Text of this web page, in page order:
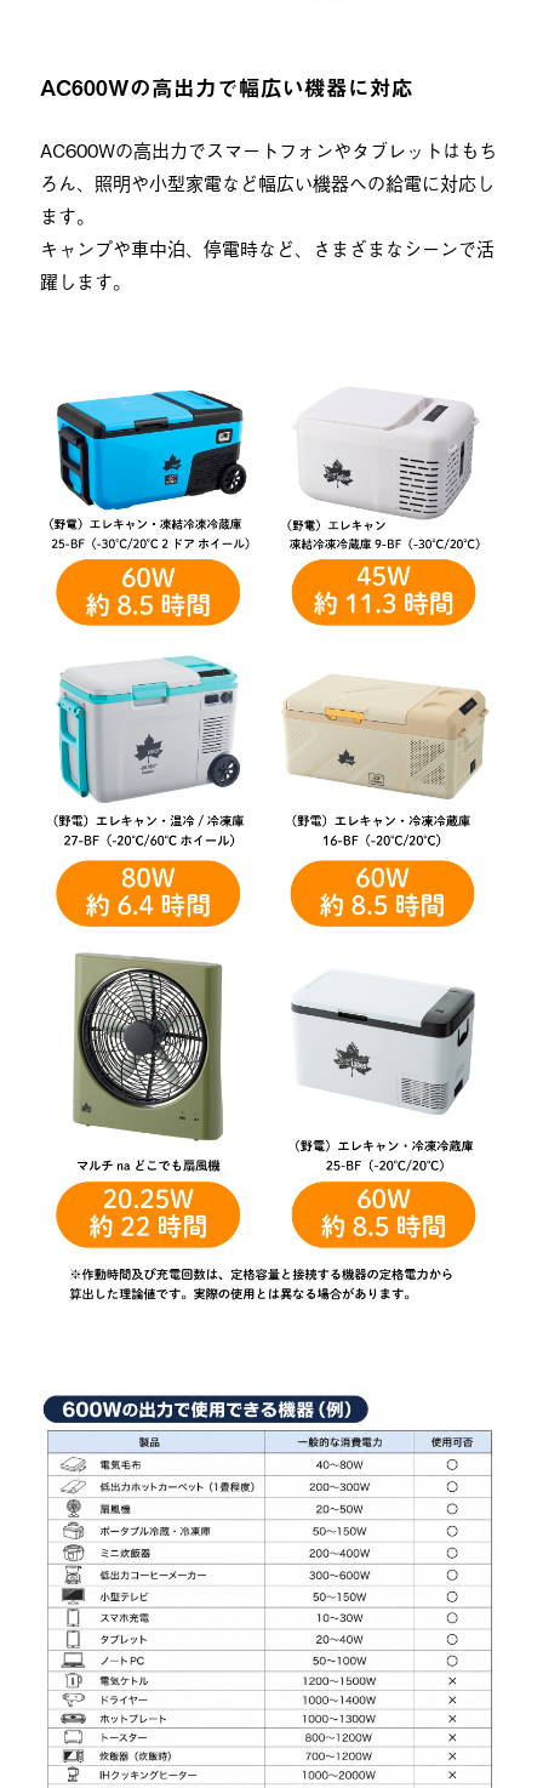
AC600Wの高出力で幅広い機器に対応
AC600Wの高出力でスマートフォンやタブレットはもち
ろん、照明や小型家電など幅広い機器への給電に対応し
ます。
キャンプや車中泊、停電時など、さまざまなシーンで活
躍します。